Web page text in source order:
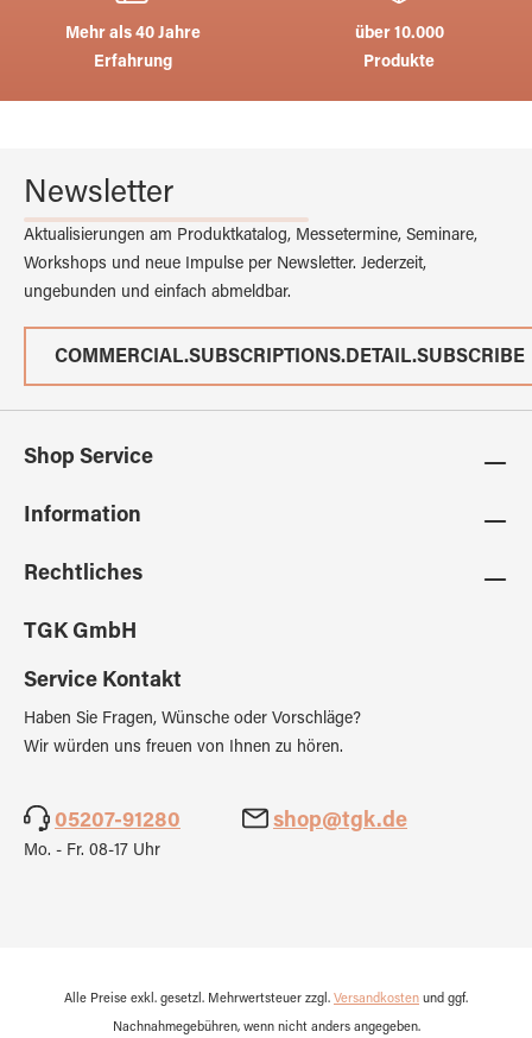
Mehr als 40 Jahre
Erfahrung
über 10.000
Produkte
Newsletter
Aktualisierungen am Produktkatalog, Messetermine, Seminare,
Workshops und neue Impulse per Newsletter. Jederzeit,
ungebunden und einfach abmeldbar.
COMMERCIAL.SUBSCRIPTIONS.DETAIL.SUBSCRIBE
Shop Service
Information
Rechtliches
TGK GmbH
Service Kontakt
Haben Sie Fragen, Wünsche oder Vorschläge?
Wir würden uns freuen von Ihnen zu hören.
05207-91280 shop@tgk.de
Mo. - Fr. 08-17 Uhr
Alle Preise exkl. gesetzl. Mehrwertsteuer zzgl. Versandkosten und ggf.
Nachnahmegebühren, wenn nicht anders angegeben.